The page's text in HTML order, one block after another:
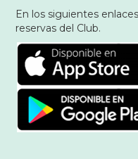
En los siguientes
reservas del Club.